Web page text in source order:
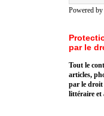
Powered by
par le
Tout le
articles,
par le droit
littéraire et